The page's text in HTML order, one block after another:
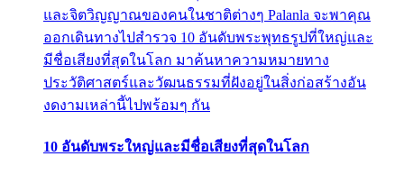
และจิตวิญญาณของคนในชาติต่างๆ Palanla จะพาคุณ
ออกเดินทางไปสำรวจ 10 อันดับพระพุทธรูปที่ใหญ่และ
มีชื่อเสียงที่สุดในโลก มาค้นหาความหมายทาง
ประวัติศาสตร์และวัฒนธรรมที่ฝังอยู่ในสิ่งก่อสร้างอัน
งดงามเหล่านี้ไปพร้อมๆ กัน
10 อันดับพระใหญ่และมีชื่อเสียงที่สุดในโลก